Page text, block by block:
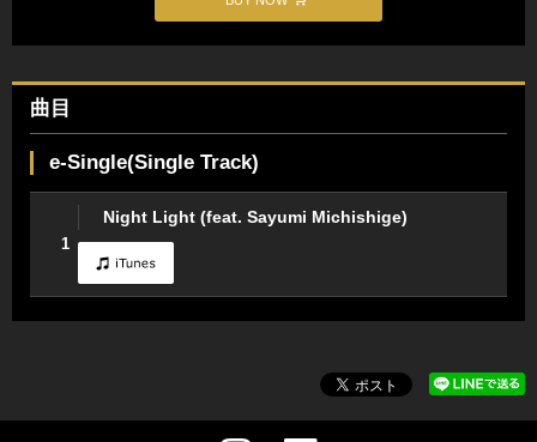
曲目
e-Single(Single Track)
1
Night Light (feat. Sayumi Michishige)